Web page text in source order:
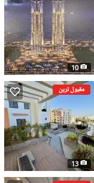
10
مقبول ترین
13